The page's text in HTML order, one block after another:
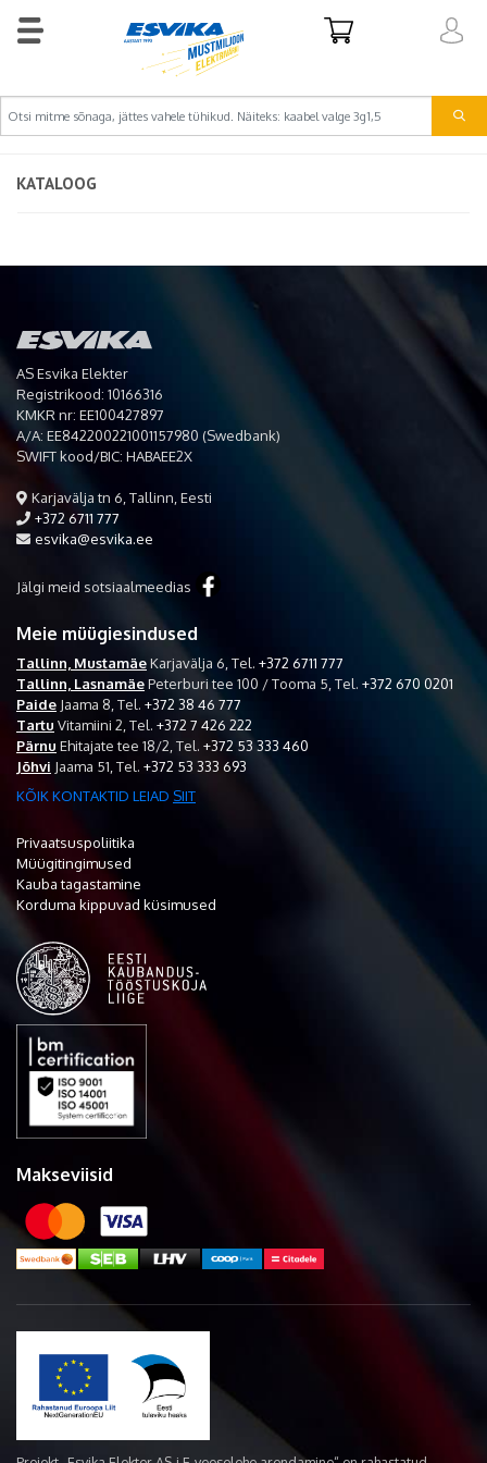
KATALOOG
AS Esvika Elekter
Registrikood: 10166316
KMKR nr: EE100427897
A/A: EE842200221001157980 (Swedbank)
SWIFT kood/BIC: HABAEE2X
Karjavälja tn 6, Tallinn, Eesti
+372 6711 777
esvika@esvika.ee
Jälgi meid sotsiaalmeedias
Meie müügiesindused
Tallinn, MustamäeKarjavälja 6, Tel. +372 6711 777
Tallinn, LasnamäePeterburi tee 100 / Tooma 5, Tel. +372 670 0201
Paide Jaama 8, Tel. +372 38 46 777
Tartu Vitamiini 2, Tel. +372 7 426 222
Pärnu Ehitajate tee 18/2, Tel. +372 53 333 460
Jõhvi Jaama 51, Tel. +372 53 333 693
KÕIK KONTAKTID LEIAD SIIT
Privaatsuspoliitika
Müügitingimused
Kauba tagastamine
Korduma kippuvad küsimused
Makseviisid